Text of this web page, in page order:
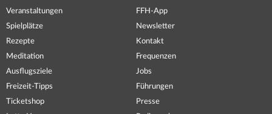
Veranstaltungen
Spielplätze
Rezepte
Meditation
Ausflugsziele
Freizeit-Tipps
Ticketshop
FFH-App
Newsletter
Kontakt
Frequenzen
Jobs
Führungen
Presse